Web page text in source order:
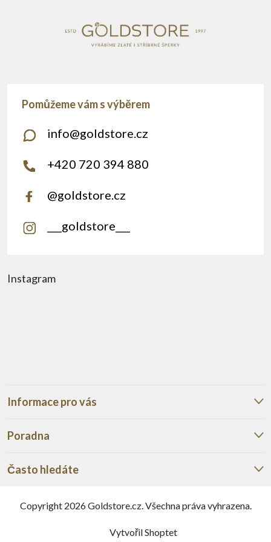
Instagram
Informace pro vás
Poradna
Často hledáte
info@goldstore.cz
+420 720 394 880
@goldstore.cz
___goldstore___
Vytvořil Shoptet
Copyright 2026Goldstore.cz. Všechna práva vyhrazena.